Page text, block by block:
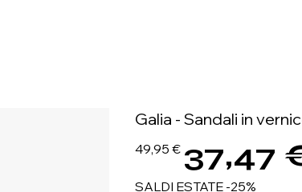
Galia - Sandali in
Prezzo
originale
49,95 € scontato
37,47
SALDI ESTATE -25%